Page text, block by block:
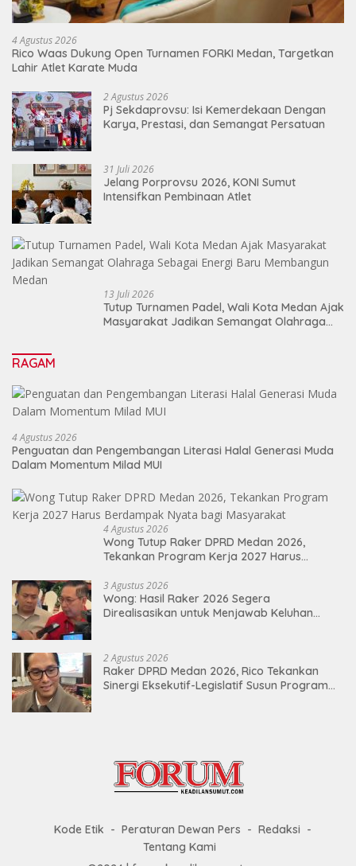
4 Agustus 2026
Rico Waas Dukung Open Turnamen FORKI Medan, Targetkan
Lahir Atlet Karate Muda
2 Agustus 2026
Pj Sekdaprovsu: Isi Kemerdekaan Dengan
Karya, Prestasi, dan Semangat Persatuan
31 Juli 2026
Jelang Porprovsu 2026, KONI Sumut
Intensifkan Pembinaan Atlet
13 Juli 2026
Tutup Turnamen Padel, Wali Kota Medan Ajak
Masyarakat Jadikan Semangat Olahraga
RAGAM
4 Agustus 2026
Penguatan dan Pengembangan Literasi Halal Generasi Muda
Dalam Momentum Milad MUI
4 Agustus 2026
Wong Tutup Raker DPRD Medan 2026,
Tekankan Program Kerja 2027 Harus
3 Agustus 2026
Wong: Hasil Raker 2026 Segera
Direalisasikan untuk Menjawab Keluhan
2 Agustus 2026
Raker DPRD Medan 2026, Rico Tekankan
Sinergi Eksekutif-Legislatif Susun Program
Kode Etik Peraturan Dewan Pers
Redaksi
Tentang Kami